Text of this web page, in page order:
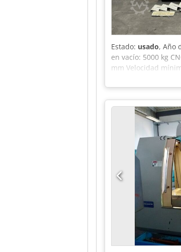
Estado: usado, Año
en vacío: 5000 kg
mm Velocidad
Potencia del
serie: 06584 -
Potencia [kW]: 15,0
Z [mm]: 610 -
máxima del husillo
kg - Paquetes de
añadido: IVA
industrial. Lukas